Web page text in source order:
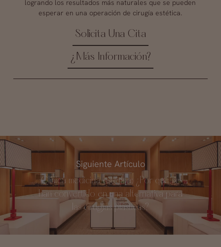
logrando los resultados más naturales que se pueden
esperar en una operación de cirugía estética.
Solicita Una Cita
¿Más Información?
Siguiente Artículo
Clínica medicina estética: ¿Por qué se
han convertido en una alternativa para
las cirugías plásticas?